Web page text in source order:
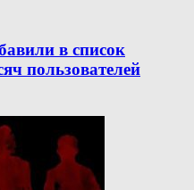
в список
пользователей